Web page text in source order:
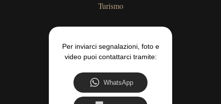
Turismo
Per inviarci segnalazioni, foto e
video puoi contattarci tramite:
WhatsApp